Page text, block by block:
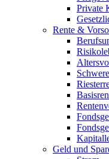
Private
Rente &
Geld und